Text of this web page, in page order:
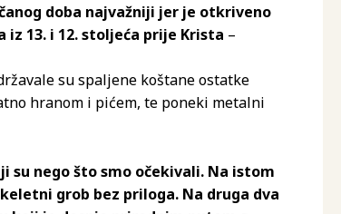
doba najvažniji jer je otkriveno
13. i 12. stoljeća prije Krista –
su spaljene koštane ostatke
hranom i pićem, te poneki metalni
su nego što smo očekivali. Na istom
grob bez priloga. Na druga dva